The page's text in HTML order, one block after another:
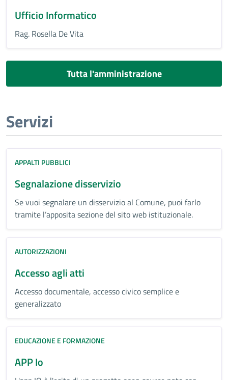
Ufficio Informatico
Rag. Rosella De Vita
Tutta l'amministrazione
Servizi
APPALTI PUBBLICI
Segnalazione disservizio
Se vuoi segnalare un disservizio al Comune, puoi farlo
tramite l’apposita sezione del sito web istituzionale.
AUTORIZZAZIONI
Accesso agli atti
Accesso documentale, accesso civico semplice e
generalizzato
EDUCAZIONE E FORMAZIONE
APP Io